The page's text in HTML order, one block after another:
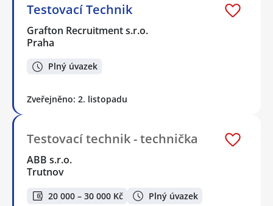
Testovací Technik
Grafton Recruitment s.r.o.
Praha
Plný úvazek
Zveřejněno: 2. listopadu
Testovací technik - technička
ABB s.r.o.
Trutnov
20 000 – 30 000 Kč Plný úvazek